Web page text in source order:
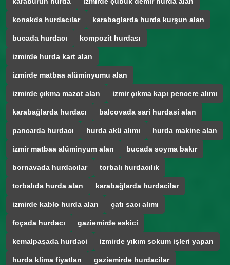
konakda hurdacılar karabaglarda hurda kurşun alan
bucada hurdacı kompozit hurdası
izmirde hurda kart alan
izmirde matbaa alüminyumu alan
izmirde çıkma mazot alan izmir çıkma kapı pencere alımı
karabağlarda hurdacı balcovada sari hurdasi alan
pancarda hurdacı hurda akü alımı hurda makine alan
izmir matbaa alüminyum alan bucada soyma bakır
bornavada hurdacılar torbalı hurdacılık
torbalıda hurda alan karabağlarda hurdacilar
izmirde kablo hurda alan çatı sacı alımı
foçada hurdacı gaziemirde eskici
kemalpaşada hurdaci izmirde yıkım sokum işleri yapan
hurda klima fiyatları gaziemirde hurdacilar